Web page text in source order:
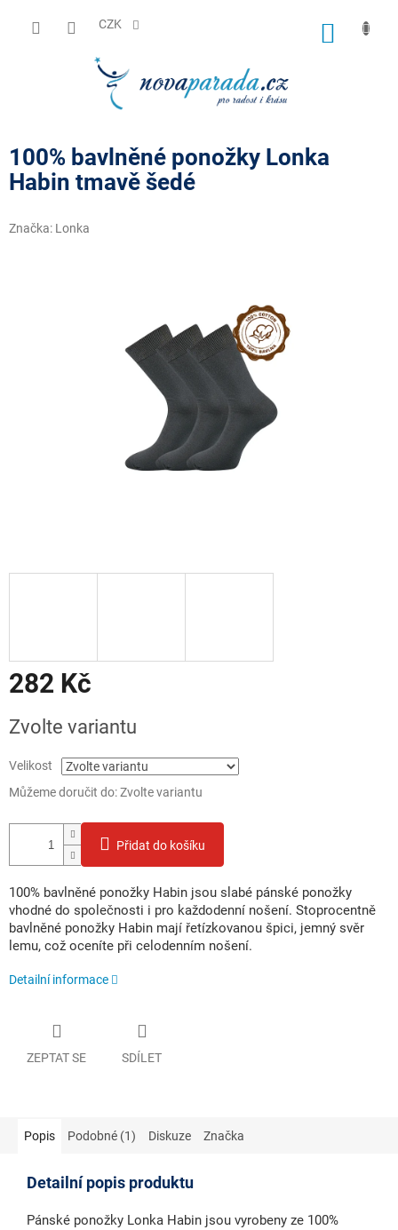
CZK
100% bavlněné ponožky Lonka
Habin tmavě šedé
Značka: Lonka
282 Kč
cena:
Zvolte variantu
Velikost
Můžeme doručit do:Zvolte variantu
Přidat do košíku
100% bavlněné ponožky Habin jsou slabé pánské ponožky
vhodné do společnosti i pro každodenní nošení. Stoprocentně
bavlněné ponožky Habin mají řetízkovanou špici, jemný svěr
lemu, což oceníte při celodenním nošení.
Detailní informace
ZEPTAT SE SDÍLET
Popis Podobné (1) Diskuze Značka
Detailní popis produktu
Pánské ponožky Lonka Habin jsou vyrobeny ze 100%